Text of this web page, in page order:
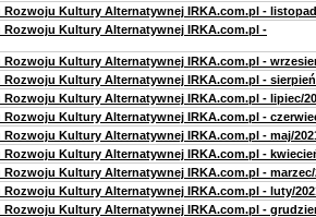
Kultury Alternatywnej IRKA.com.pl -
Kultury Alternatywnej IRKA.com.pl -
Kultury Alternatywnej IRKA.com.pl -
Kultury Alternatywnej IRKA.com.pl -
Kultury Alternatywnej IRKA.com.pl - lipiec/
Kultury Alternatywnej IRKA.com.pl -
Kultury Alternatywnej IRKA.com.pl - maj/
Kultury Alternatywnej IRKA.com.pl -
Kultury Alternatywnej IRKA.com.pl - marzec/
Kultury Alternatywnej IRKA.com.pl - luty/
Kultury Alternatywnej IRKA.com.pl -